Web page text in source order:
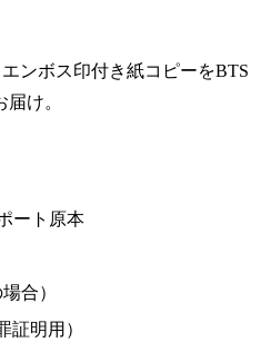
ンボス印付き紙コピーをBTS
け。
ート原本
合）
証明用）